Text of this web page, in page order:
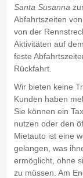
Santa Susanna
Abfahrtszeiten
von der
Aktivitäten auf
feste
Rückfahrt.
Wir bieten keine
Kunden haben
Sie können ein
nutzen oder den
Mietauto ist eine
gelangen, was
ermöglicht, ohne
zu müssen. Am